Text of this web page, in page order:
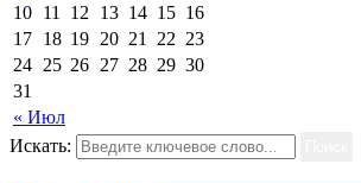
« Июл
10 11 12 13 14 15 16
17 18 19 20 21 22 23
24 25 26 27 28 29 30
31
Искать: